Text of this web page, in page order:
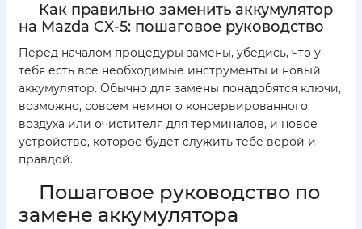
Как правильно заменить аккумулятор
на Mazda CX-5: пошаговое руководство
Перед началом процедуры замены, убедись, что у
тебя есть все необходимые инструменты и новый
аккумулятор. Обычно для замены понадобятся ключи,
возможно, совсем немного консервированного
воздуха или очистителя для терминалов, и новое
устройство, которое будет служить тебе верой и
правдой.
Пошаговое руководство по
замене аккумулятора